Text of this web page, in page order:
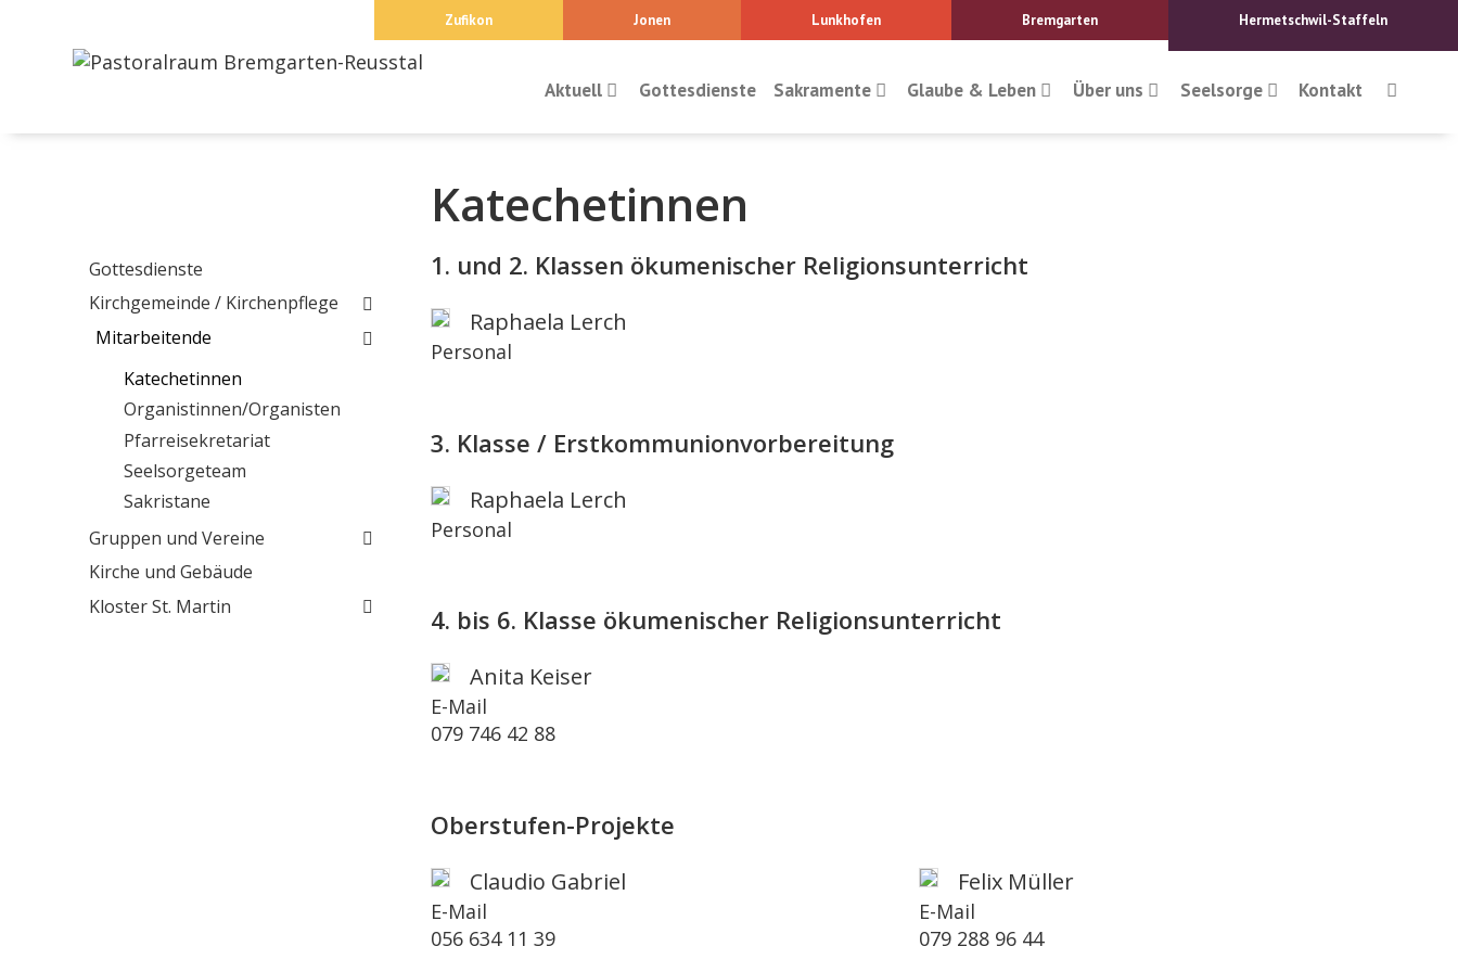
Zufikon Jonen Lunkhofen Bremgarten Hermetschwil-Staffeln
Aktuell Gottesdienste Sakramente Glaube & Leben Über uns Seelsorge Kontakt
Katechetinnen
1. und 2. Klassen ökumenischer Religionsunterricht
Raphaela Lerch
Personal
3. Klasse / Erstkommunionvorbereitung
Raphaela Lerch
Personal
4. bis 6. Klasse ökumenischer Religionsunterricht
Anita Keiser
E-Mail
079 746 42 88
Oberstufen-Projekte
Claudio Gabriel
E-Mail
056 634 11 39
Felix Müller
E-Mail
079 288 96 44
Gottesdienste
Kirchgemeinde / Kirchenpflege
Mitarbeitende
Katechetinnen
Organistinnen/Organisten
Pfarreisekretariat
Seelsorgeteam
Sakristane
Gruppen und Vereine
Kirche und Gebäude
Kloster St. Martin